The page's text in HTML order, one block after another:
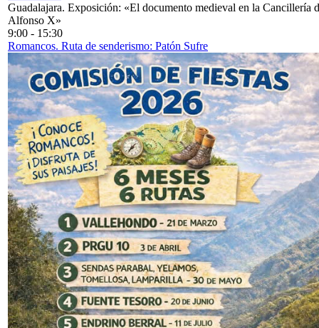
Guadalajara. Exposición: «El documento medieval en la Cancillería
Alfonso X»
9:00 - 15:30
Romancos. Ruta de senderismo: Patón Sufre